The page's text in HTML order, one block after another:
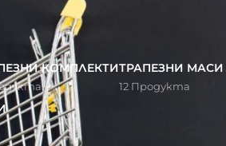
КОМПЛЕКТИТРАПЕЗНИ МАСИ
12 Продукта